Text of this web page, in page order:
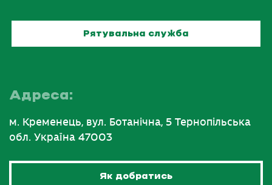
Рятувальна служба
Адреса:
м. Кременець, вул. Ботанічна, 5 Тернопільська
обл. Україна 47003
Як добратись